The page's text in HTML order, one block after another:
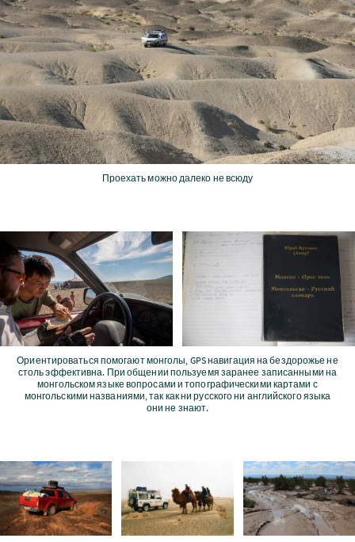
Проехать можно далеко не всюду
Ориентироваться помогают монголы, GPS навигация на бездорожье не
столь эффективна. При общении пользуемя заранее записанными на
монгольском языке вопросами и топографическими картами с
монгольскими названиями, так как ни русского ни английского языка
они не знают.